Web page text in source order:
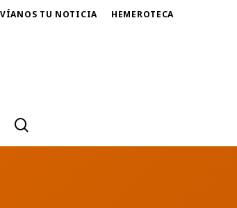
TU NOTICIA HEMEROTECA